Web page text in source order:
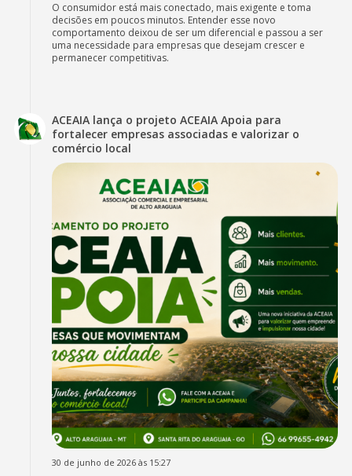
O consumidor está mais conectado, mais exigente e toma
decisões em poucos minutos. Entender esse novo
comportamento deixou de ser um diferencial e passou a ser
uma necessidade para empresas que desejam crescer e
permanecer competitivas.
ACEAIA lança o projeto ACEAIA Apoia para
fortalecer empresas associadas e valorizar o
comércio local
30 de junho de 2026 às 15:27